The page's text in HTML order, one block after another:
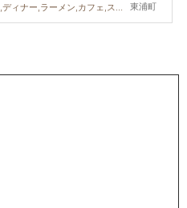
東浦町